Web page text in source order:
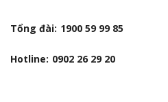
Tổng đài: 1900 59 99 85
Hotline: 0902 26 29 20